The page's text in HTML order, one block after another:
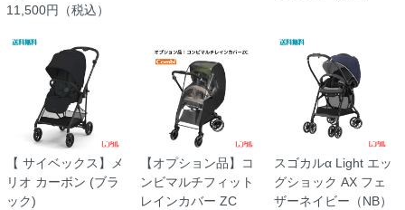
11,500円（税込）
【 サイベックス】メ
リオ カーボン (ブラ
ック)
【オプション品】コ
ンビマルチフィット
レインカバー ZC
スゴカルα Light エッ
グショック AX フェ
ザーネイビー（NB）